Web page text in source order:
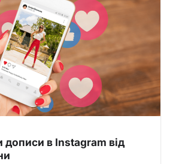
дописи в Instagram від